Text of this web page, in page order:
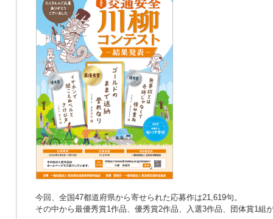
今回、全国47都道府県から寄せられた応募作は21,619句。
その中から最優秀賞1作品、優秀賞2作品、入選3作品、団体賞1組